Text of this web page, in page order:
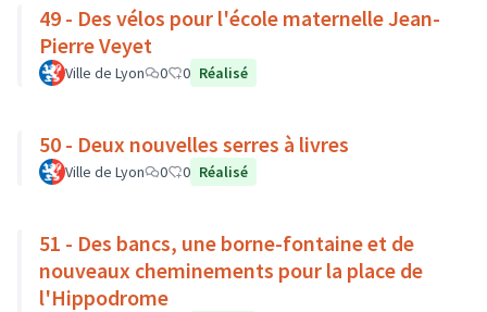
49 - Des vélos pour l'école maternelle Jean-
Pierre Veyet
Ville de Lyon 0 0 Réalisé
50 - Deux nouvelles serres à livres
Ville de Lyon 0 0 Réalisé
51 - Des bancs, une borne-fontaine et de
nouveaux cheminements pour la place de
l'Hippodrome